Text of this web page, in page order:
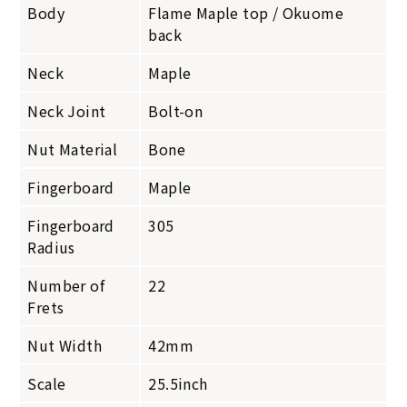
Body
Flame Maple top / Okuome
back
Neck
Maple
Neck Joint
Bolt-on
Nut Material
Bone
Fingerboard
Maple
Fingerboard
Radius
305
Number of
Frets
22
Nut Width
42mm
Scale
25.5inch